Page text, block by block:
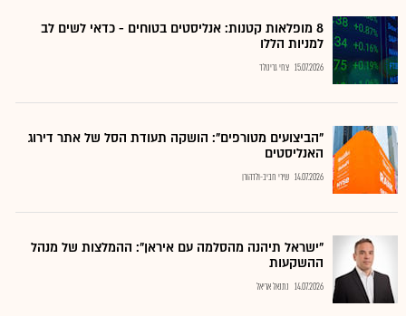
8 מופלאות קטנות: אנליסטים בטוחים - כדאי לשים לב
למניות הללו
15.07.2026 צחי גרינולד
"הביצועים מטורפים": הושקה תעודת הסל של אתר דירוג
האנליסטים
14.07.2026 שירי חביב-ולדהורן
"ישראל תיהנה מהסלמה עם איראן": ההמלצות של מנהל
ההשקעות
14.07.2026 נתנאל אריאל